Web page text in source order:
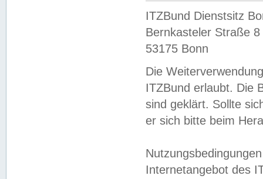
ITZBund Dienstsitz
Bernkasteler Straße 8
53175 Bonn
Die
ITZBund erlaubt. Die
sind geklärt. Sollte
er sich bitte beim
Internetangebot des